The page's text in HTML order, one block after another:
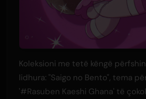
Koleksioni me tetë këngë
lidhura: "Saigo no Bento", tema
'#Rasuben Kaeshi Ghana' të